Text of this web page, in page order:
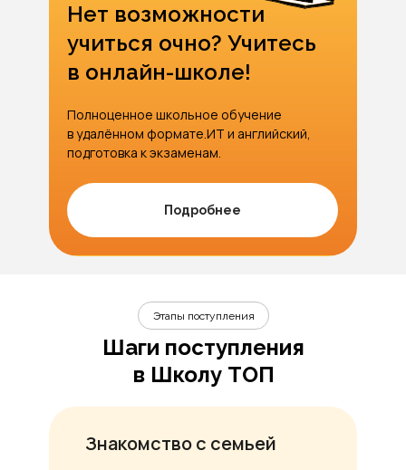
Нет возможности
учиться очно? Учитесь
в онлайн-школе!
Полноценное школьное обучение
в удалённом формате.ИТ и английский,
подготовка к экзаменам.
Подробнее
Знакомство с семьей
Шаги поступления
в Школу ТОП
Этапы поступления